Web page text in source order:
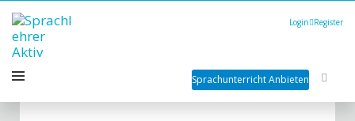
Login Register
Sprachunterricht Anbieten